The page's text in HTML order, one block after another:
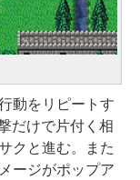
動をリピートす
だけで片付く相
クと進む。また
ージがポップア